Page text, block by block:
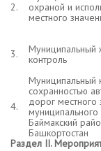
2.
охраной и
местного
3.
Муниципальный
контроль
4.
Муниципальный
сохранностью
дорог местного
Баймакский
Башкортостан
Раздел II.